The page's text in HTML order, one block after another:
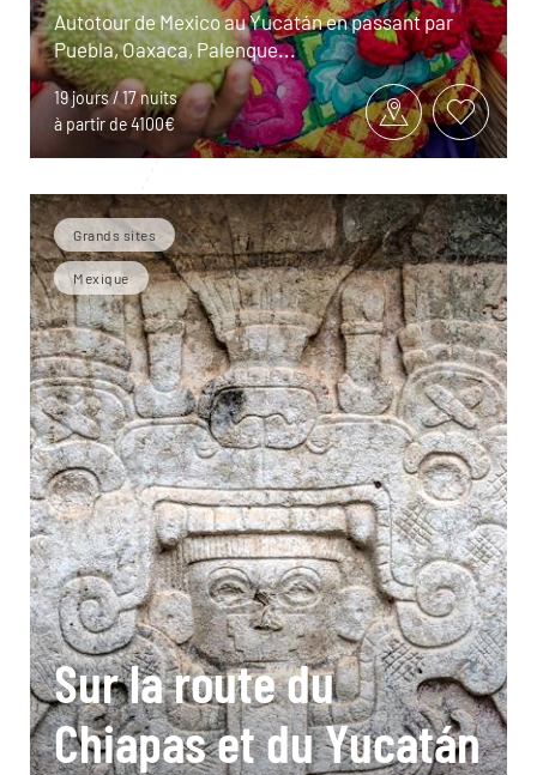
Autotour de Mexico au Yucatán en passant par
Puebla, Oaxaca, Palenque...
19 jours / 17 nuits
à partir de 4100€
Grands sites
Mexique
Sur la route du
Chiapas et du Yucatán